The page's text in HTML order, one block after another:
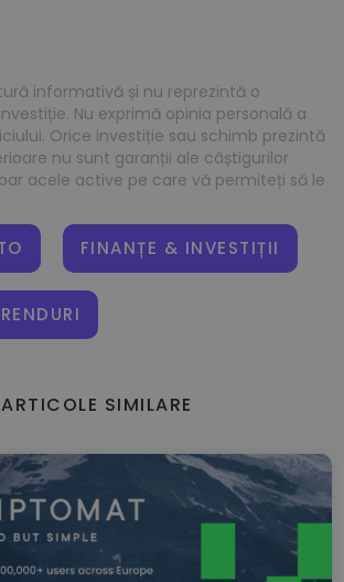
informativă și nu reprezintă o
Nu exprimă opinia personală a
Orice investiție sau schimb prezintă
nu sunt garanții ale câștigurilor
acele active pe care vă permiteți să le
FINANȚE & INVESTIȚII
ARTICOLE SIMILARE